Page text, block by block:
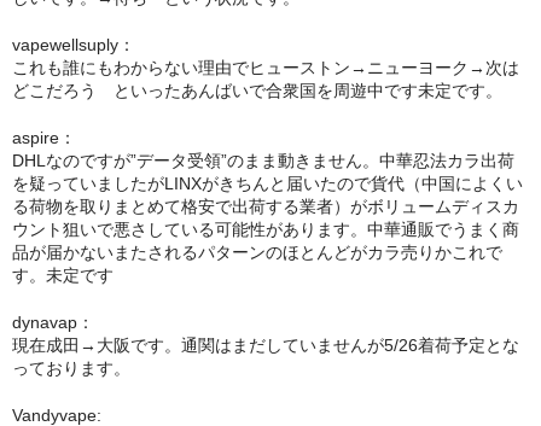
予約
シーシャ
Hookahs
CyberChill
НА ГРАНИ (NA GRANI)
dschinni
vapewellsuply：
これも誰にもわからない理由でヒューストン→ニューヨーク→次は
どこだろう といったあんばいで合衆国を周遊中です未定です。
aspire：
DHLなのですが”データ受領”のまま動きません。中華忍法カラ出荷
を疑っていましたがLINXがきちんと届いたので貨代（中国によくい
る荷物を取りまとめて格安で出荷する業者）がボリュームディスカ
ウント狙いで悪さしている可能性があります。中華通販でうまく商
品が届かないまたされるパターンのほとんどがカラ売りかこれで
す。未定です
dynavap：
現在成田→大阪です。通関はまだしていませんが5/26着荷予定とな
っております。
Vandyvape: